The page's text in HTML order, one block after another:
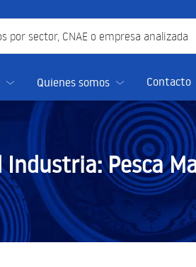
Quienes somos Contacto
Industria:Pesca